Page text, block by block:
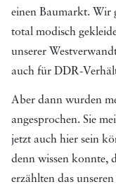
einen Baumarkt. Wir
total modisch
unserer
auch für DDR-
Aber dann wurden
angesprochen. Sie
jetzt auch hier sein
denn wissen konnte,
erzählten das